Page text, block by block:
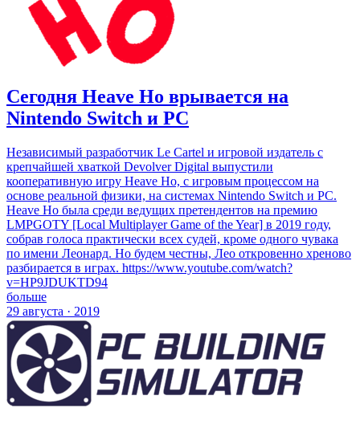
Сегодня Heave Ho врывается на
Nintendo Switch и РС
Независимый разработчик Le Cartel и игровой издатель с
крепчайшей хваткой Devolver Digital выпустили
кооперативную игру Heave Ho, с игровым процессом на
основе реальной физики, на системах Nintendo Switch и PC.
Heave Ho была среди ведущих претендентов на премию
LMPGOTY [Local Multiplayer Game of the Year] в 2019 году,
собрав голоса практически всех судей, кроме одного чувака
по имени Леонард. Но будем честны, Лео откровенно хреново
разбирается в играх. https://www.youtube.com/watch?
v=HP9JDUKTD94
больше
29 августа · 2019